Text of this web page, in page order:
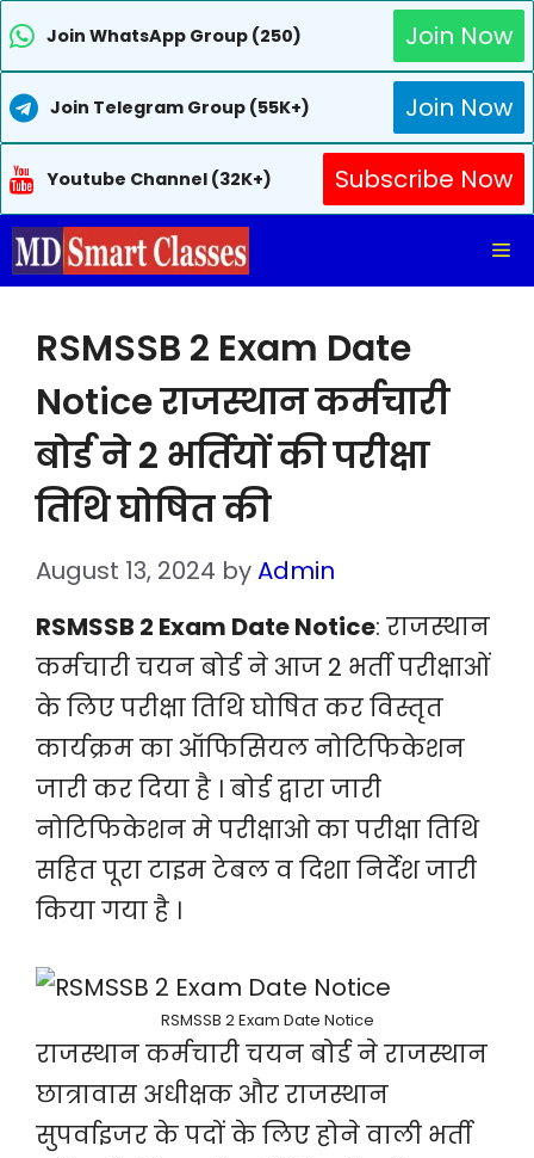
Join WhatsApp Group (250) Join Now
Join Telegram Group (55K+) Join Now
Youtube Channel (32K+)
Subscribe Now
Skip
to
RSMSSB 2 Exam Date
Notice राजस्थान कर्मचारी
बोर्ड ने 2 भर्तियों की परीक्षा
तिथि घोषित की
August 13, 2024 byAdmin
RSMSSB 2 Exam Date Notice: राजस्थान
कर्मचारी चयन बोर्ड ने आज 2 भर्ती परीक्षाओं
के लिए परीक्षा तिथि घोषित कर विस्तृत
कार्यक्रम का ऑफिसियल नोटिफिकेशन
जारी कर दिया है । बोर्ड द्वारा जारी
नोटिफिकेशन मे परीक्षाओ का परीक्षा तिथि
सहित पूरा टाइम टेबल व दिशा निर्देश जारी
किया गया है ।
RSMSSB 2 Exam Date Notice
राजस्थान कर्मचारी चयन बोर्ड ने राजस्थान
छात्रावास अधीक्षक और राजस्थान
सुपर्वाइजर के पदों के लिए होने वाली भर्ती